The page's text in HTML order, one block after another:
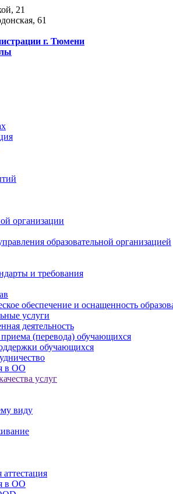
21
61
г. Тюмени
организации
образовательной организацией
и требования
обеспечение и оснащенность
услуги
деятельность
(перевода) обучающихся
обучающихся
в ОО
услуг
виду
в ОО